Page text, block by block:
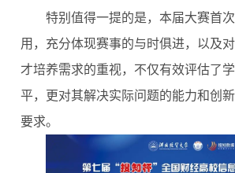
特别值得一提的是，本届大赛首
用，充分体现赛事的与时俱进，以及
才培养需求的重视，不仅有效评估了
平，更对其解决实际问题的能力和创
要求。